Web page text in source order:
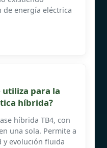
de energía eléctrica
utiliza para la
híbrida?
híbrida TB4, con
una sola. Permite a
y evolución fluida